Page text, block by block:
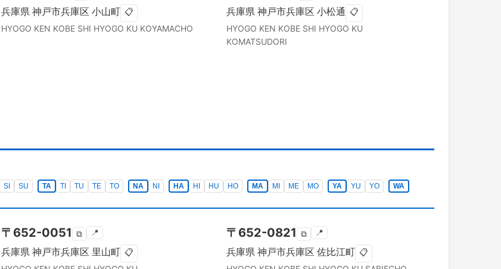
兵庫県 神戸市兵庫区 小山町 📋
HYOGO KEN KOBE SHI HYOGO KU KOYAMACHO
兵庫県 神戸市兵庫区 小松通 📋
HYOGO KEN KOBE SHI HYOGO KU
KOMATSUDORI
SI SU TA TI TU TE TO NA NI HA HI HU HO MA MI ME MO YA YU YO WA
〒 652-0051 ⧉ 📍
兵庫県 神戸市兵庫区 里山町 📋
〒 652-0821 ⧉ 📍
兵庫県 神戸市兵庫区 佐比江町 📋